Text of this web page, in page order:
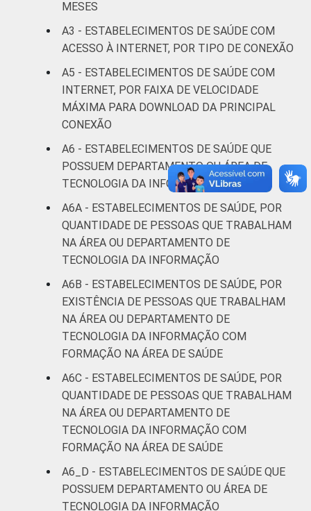
Interior 81 18
Fonte: CGI/NIC.br, Centro Regional de
Estudos para o Desenvolvimento da
Sociedade da Informação (Cetic.br),
Pesquisa sobre o uso das tecnologias de
informação e comunicação nos
estabelecimentos de saúde brasileiros - TIC
MESES
A3 - ESTABELECIMENTOS DE SAÚDE COM
ACESSO À INTERNET, POR TIPO DE CONEXÃO
A5 - ESTABELECIMENTOS DE SAÚDE COM
INTERNET, POR FAIXA DE VELOCIDADE
MÁXIMA PARA DOWNLOAD DA PRINCIPAL
CONEXÃO
A6 - ESTABELECIMENTOS DE SAÚDE QUE
POSSUEM DEPARTAMENTO OU ÁREA DE
TECNOLOGIA DA INFORMAÇÃO
A6A - ESTABELECIMENTOS DE SAÚDE, POR
QUANTIDADE DE PESSOAS QUE TRABALHAM
NA ÁREA OU DEPARTAMENTO DE
TECNOLOGIA DA INFORMAÇÃO
A6B - ESTABELECIMENTOS DE SAÚDE, POR
EXISTÊNCIA DE PESSOAS QUE TRABALHAM
NA ÁREA OU DEPARTAMENTO DE
TECNOLOGIA DA INFORMAÇÃO COM
FORMAÇÃO NA ÁREA DE SAÚDE
A6C - ESTABELECIMENTOS DE SAÚDE, POR
QUANTIDADE DE PESSOAS QUE TRABALHAM
NA ÁREA OU DEPARTAMENTO DE
TECNOLOGIA DA INFORMAÇÃO COM
FORMAÇÃO NA ÁREA DE SAÚDE
A6_D - ESTABELECIMENTOS DE SAÚDE QUE
POSSUEM DEPARTAMENTO OU ÁREA DE
TECNOLOGIA DA INFORMAÇÃO